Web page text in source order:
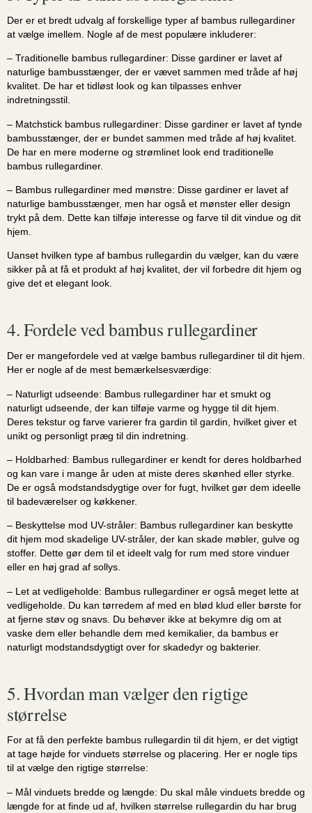
Der er et bredt udvalg af forskellige typer af bambus rullegardiner
at vælge imellem. Nogle af de mest populære inkluderer:
– Traditionelle bambus rullegardiner: Disse gardiner er lavet af
naturlige bambusstænger, der er vævet sammen med tråde af høj
kvalitet. De har et tidløst look og kan tilpasses enhver
indretningsstil.
– Matchstick bambus rullegardiner: Disse gardiner er lavet af tynde
bambusstænger, der er bundet sammen med tråde af høj kvalitet.
De har en mere moderne og strømlinet look end traditionelle
bambus rullegardiner.
– Bambus rullegardiner med mønstre: Disse gardiner er lavet af
naturlige bambusstænger, men har også et mønster eller design
trykt på dem. Dette kan tilføje interesse og farve til dit vindue og dit
hjem.
Uanset hvilken type af bambus rullegardin du vælger, kan du være
sikker på at få et produkt af høj kvalitet, der vil forbedre dit hjem og
give det et elegant look.
4. Fordele ved bambus rullegardiner
Der er mangefordele ved at vælge bambus rullegardiner til dit hjem.
Her er nogle af de mest bemærkelsesværdige:
– Naturligt udseende: Bambus rullegardiner har et smukt og
naturligt udseende, der kan tilføje varme og hygge til dit hjem.
Deres tekstur og farve varierer fra gardin til gardin, hvilket giver et
unikt og personligt præg til din indretning.
– Holdbarhed: Bambus rullegardiner er kendt for deres holdbarhed
og kan vare i mange år uden at miste deres skønhed eller styrke.
De er også modstandsdygtige over for fugt, hvilket gør dem ideelle
til badeværelser og køkkener.
– Beskyttelse mod UV-stråler: Bambus rullegardiner kan beskytte
dit hjem mod skadelige UV-stråler, der kan skade møbler, gulve og
stoffer. Dette gør dem til et ideelt valg for rum med store vinduer
eller en høj grad af sollys.
– Let at vedligeholde: Bambus rullegardiner er også meget lette at
vedligeholde. Du kan tørredem af med en blød klud eller børste for
at fjerne støv og snavs. Du behøver ikke at bekymre dig om at
vaske dem eller behandle dem med kemikalier, da bambus er
naturligt modstandsdygtigt over for skadedyr og bakterier.
5. Hvordan man vælger den rigtige
størrelse
For at få den perfekte bambus rullegardin til dit hjem, er det vigtigt
at tage højde for vinduets størrelse og placering. Her er nogle tips
til at vælge den rigtige størrelse:
– Mål vinduets bredde og længde: Du skal måle vinduets bredde og
længde for at finde ud af, hvilken størrelse rullegardin du har brug